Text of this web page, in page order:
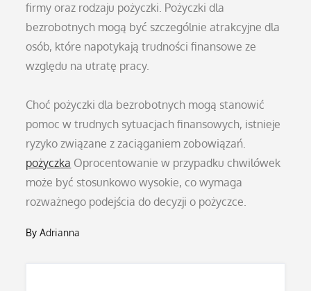
firmy oraz rodzaju pożyczki. Pożyczki dla
bezrobotnych mogą być szczególnie atrakcyjne dla
osób, które napotykają trudności finansowe ze
względu na utratę pracy.
Choć pożyczki dla bezrobotnych mogą stanowić
pomoc w trudnych sytuacjach finansowych, istnieje
ryzyko związane z zaciąganiem zobowiązań.
pożyczka Oprocentowanie w przypadku chwilówek
może być stosunkowo wysokie, co wymaga
rozważnego podejścia do decyzji o pożyczce.
ByAdrianna